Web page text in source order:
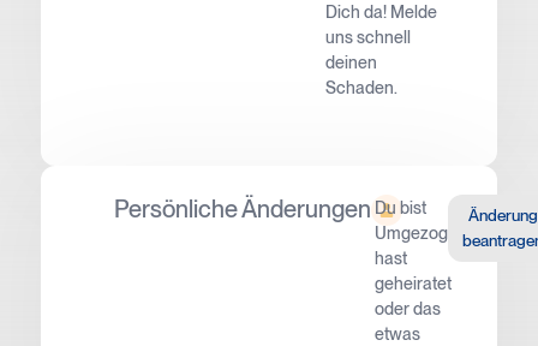
Dich da! Melde
uns schnell
deinen
Schaden.
Persönliche Änderungen Du bist
Umgezogen,
hast
geheiratet
oder das
etwas
Änderung